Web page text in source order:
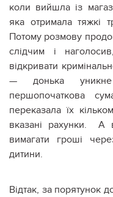
коли вийшла із
яка отримала тяжкі
Потому розмову
слідчим і
відкривати
— донька уникне
першопочаткова
переказала їх
вказані рахунки. А
вимагати гроші
дитини.
Відтак, за порятунок